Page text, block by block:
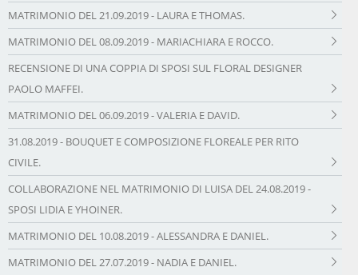
MATRIMONIO DEL 21.09.2019 - LAURA E THOMAS.
MATRIMONIO DEL 08.09.2019 - MARIACHIARA E ROCCO.
RECENSIONE DI UNA COPPIA DI SPOSI SUL FLORAL DESIGNER
PAOLO MAFFEI.
MATRIMONIO DEL 06.09.2019 - VALERIA E DAVID.
31.08.2019 - BOUQUET E COMPOSIZIONE FLOREALE PER RITO
CIVILE.
COLLABORAZIONE NEL MATRIMONIO DI LUISA DEL 24.08.2019 -
SPOSI LIDIA E YHOINER.
MATRIMONIO DEL 10.08.2019 - ALESSANDRA E DANIEL.
MATRIMONIO DEL 27.07.2019 - NADIA E DANIEL.